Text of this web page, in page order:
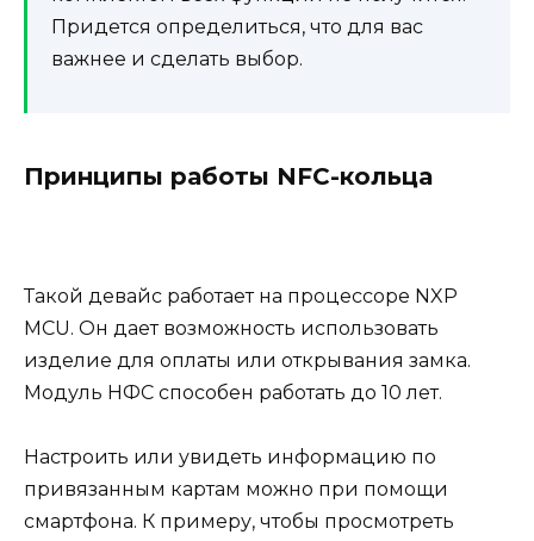
Придется определиться, что для вас
важнее и сделать выбор.
Принципы работы NFC-кольца
Такой девайс работает на процессоре NXP
MCU. Он дает возможность использовать
изделие для оплаты или открывания замка.
Модуль НФС способен работать до 10 лет.
Настроить или увидеть информацию по
привязанным картам можно при помощи
смартфона. К примеру, чтобы просмотреть